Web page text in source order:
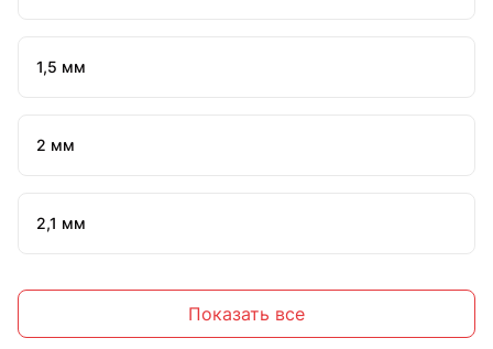
1,5 мм
2 мм
2,1 мм
Показать все